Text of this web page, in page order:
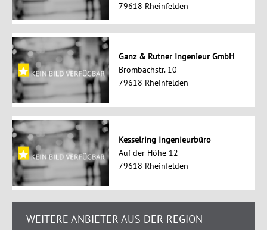
79618 Rheinfelden
Ganz & Rutner Ingenieur GmbH
Brombachstr. 10
79618 Rheinfelden
Kesselring Ingenieurbüro
Auf der Höhe 12
79618 Rheinfelden
WEITERE ANBIETER AUS DER REGION